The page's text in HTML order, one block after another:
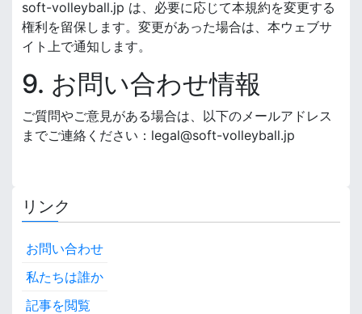
soft-volleyball.jp は、必要に応じて本規約を変更する
権利を留保します。変更があった場合は、本ウェブサ
イト上で通知します。
9. お問い合わせ情報
ご質問やご意見がある場合は、以下のメールアドレス
までご連絡ください： legal@soft-volleyball.jp
リンク
お問い合わせ
私たちは誰か
記事を閲覧